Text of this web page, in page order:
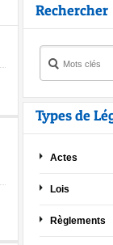
Rechercher
Types de
Actes
Lois
Règlements